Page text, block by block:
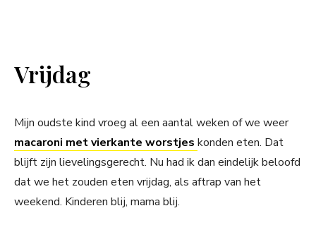
Vrijdag
Mijn oudste kind vroeg al een aantal weken of we weer
macaroni met vierkante worstjes konden eten. Dat
blijft zijn lievelingsgerecht. Nu had ik dan eindelijk beloofd
dat we het zouden eten vrijdag, als aftrap van het
weekend. Kinderen blij, mama blij.